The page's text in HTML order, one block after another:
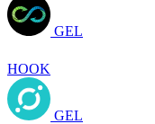
GEL
HOOK
GEL